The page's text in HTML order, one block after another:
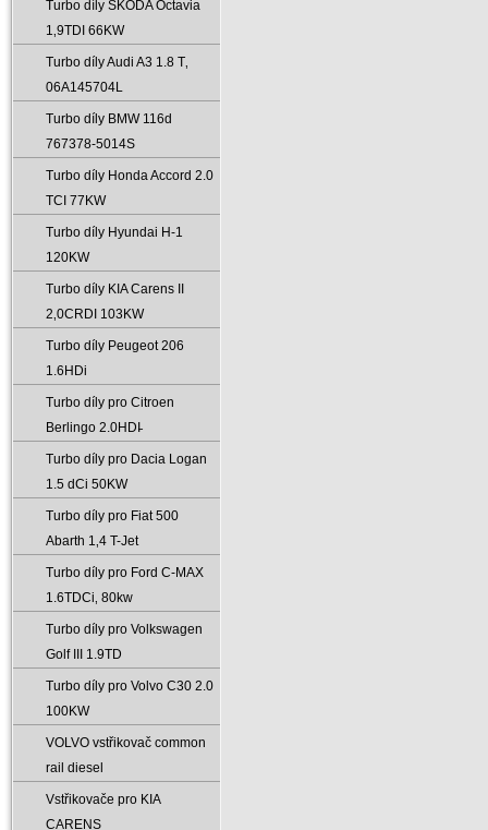
Turbo díly ŠKODA Octavia
1‚9TDI 66KW
Turbo díly Audi A3 1.8 T‚
06A145704L
Turbo díly BMW 116d
767378-5014S
Turbo díly Honda Accord 2.0
TCI 77KW
Turbo díly Hyundai H-1
120KW
Turbo díly KIA Carens II
2‚0CRDI 103KW
Turbo díly Peugeot 206
1.6HDi
Turbo díly pro Citroen
Berlingo 2.0HDI̵
Turbo díly pro Dacia Logan
1.5 dCi 50KW
Turbo díly pro Fiat 500
Abarth 1‚4 T-Jet
Turbo díly pro Ford C-MAX
1.6TDCi‚ 80kw
Turbo díly pro Volkswagen
Golf III 1.9TD
Turbo díly pro Volvo C30 2.0
100KW
VOLVO vstřikovač common
rail diesel
Vstřikovače pro KIA
CARENS